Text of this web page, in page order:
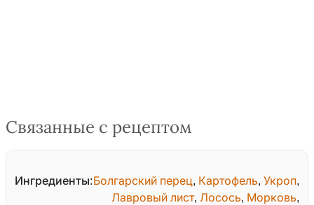
Связанные с рецептом
Ингредиенты:Болгарский перец, Картофель, Укроп,
Лавровый лист, Лосось, Морковь,